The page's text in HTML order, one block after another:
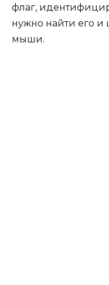
флаг,
нужно найти его и
мыши.